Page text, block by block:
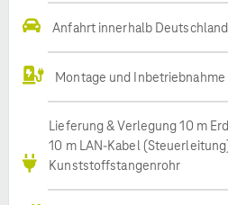
Anfahrt innerhalb
Montage und
Lieferung & Verlegung 10 m
10 m LAN-Kabel
Kunststoffstangenrohr